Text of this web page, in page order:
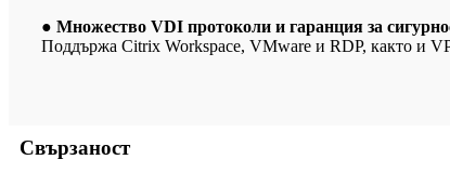
● Множество VDI протоколи и гаранция за
Поддържа Citrix Workspace, VMware и RDP, както и
Свързаност